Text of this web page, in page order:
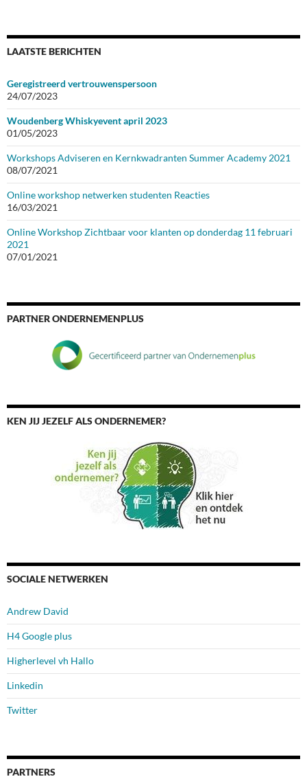
LAATSTE BERICHTEN
Geregistreerd vertrouwenspersoon
24/07/2023
Woudenberg Whiskyevent april 2023
01/05/2023
Workshops Adviseren en Kernkwadranten Summer Academy 2021
08/07/2021
Online workshop netwerken studenten Reacties
16/03/2021
Online Workshop Zichtbaar voor klanten op donderdag 11 februari
2021
07/01/2021
PARTNER ONDERNEMENPLUS
KEN JIJ JEZELF ALS ONDERNEMER?
SOCIALE NETWERKEN
Andrew David
H4 Google plus
Higherlevel vh Hallo
Linkedin
Twitter
PARTNERS